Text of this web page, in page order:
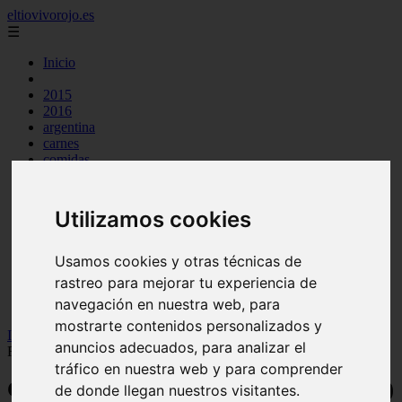
Utilizamos cookies
Usamos cookies y otras técnicas de
rastreo para mejorar tu experiencia de
navegación en nuestra web, para
mostrarte contenidos personalizados y
anuncios adecuados, para analizar el
tráfico en nuestra web y para comprender
de donde llegan nuestros visitantes.
eltiovivorojo.es
☰
Inicio
2015
2016
argentina
carnes
comidas
mariscos
otros
producto
reposteria
venezuela
verduras
Inicio
recetas > Comidas típicas de La Pampa (Argentina) | + 5
Recetas
Comidas típicas de La Pampa (Argentina)